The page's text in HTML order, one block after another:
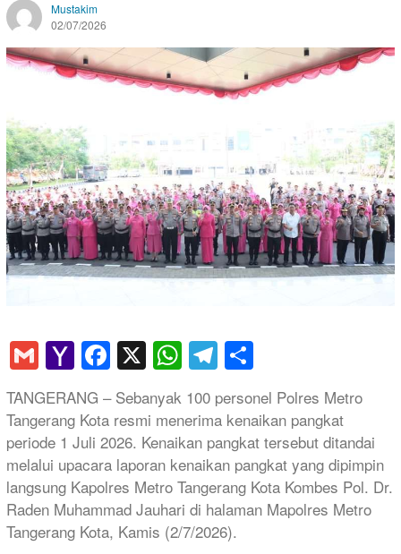
Mustakim
02/07/2026
GmailYahoo
Mail
Facebook
X WhatsApp
Telegram
TANGERANG – Sebanyak 100 personel Polres Metro
Tangerang Kota resmi menerima kenaikan pangkat
periode 1 Juli 2026. Kenaikan pangkat tersebut ditandai
melalui upacara laporan kenaikan pangkat yang dipimpin
langsung Kapolres Metro Tangerang Kota Kombes Pol. Dr.
Raden Muhammad Jauhari di halaman Mapolres Metro
Tangerang Kota, Kamis (2/7/2026).